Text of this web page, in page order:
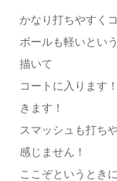
かなり打ちやすく
ボールも軽いとい
描いて
コートに入ります
きます！
スマッシュも打ち
感じません！
ここぞというとき